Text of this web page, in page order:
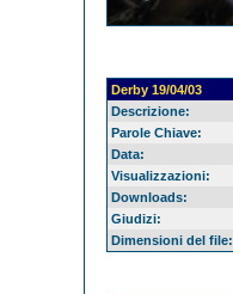
Derby 19/04/03
Descrizione:
Parole Chiave:
Data:
Visualizzazioni:
Downloads:
Giudizi:
Dimensioni del file: